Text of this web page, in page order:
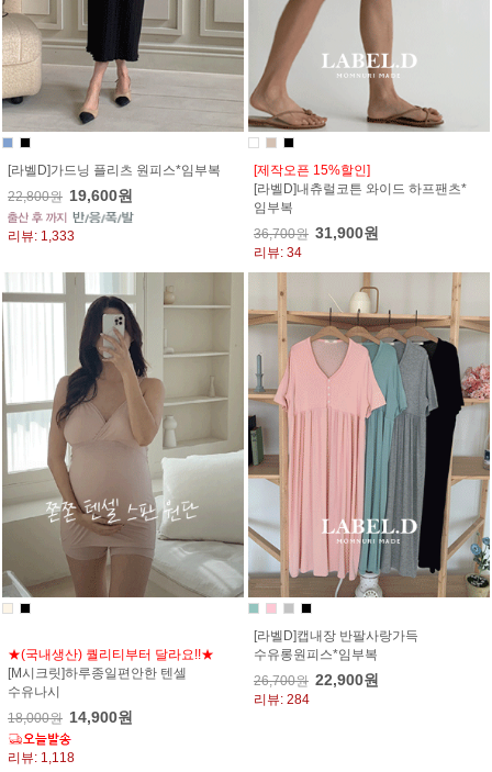
[라벨D]가드닝 플리츠 원피스*임부복
22,800원 19,600원
리뷰: 1,333
[제작오픈 15%할인]
[라벨D]내츄럴코튼 와이드 하프팬츠*
임부복
36,700원 31,900원
리뷰: 34
★(국내생산) 퀄리티부터 달라요!!★
[M시크릿]하루종일편안한 텐셀
수유나시
18,000원 14,900원
리뷰: 1,118
[라벨D]캡내장 반팔사랑가득
수유롱원피스*임부복
26,700원 22,900원
리뷰: 284